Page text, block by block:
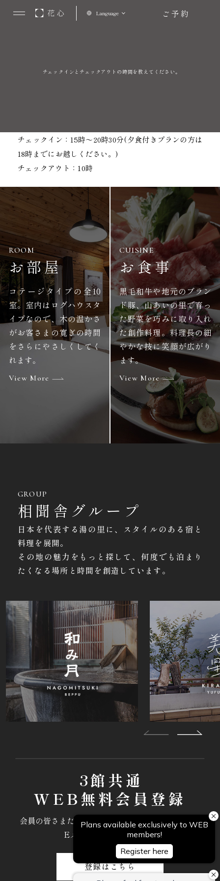
Language ご予約
チェックインとチェックアウトの時間を教えてください。
チェックイン：15時～20時30分(夕食付きプランの方は
18時までにお越しください。)
チェックアウト：10時
ROOM
お部屋
コテージタイプの全10
室。室内はログハウスタ
イプなので、木の温かさ
がお客さまの寛ぎの時間
をさらにやさしくしてく
れます。
View More
CUISINE
お食事
黒毛和牛や地元のブラン
ド豚、山あいの里で育っ
た野菜を巧みに取り入れ
た創作料理。料理長の細
やかな技に笑顔が広がり
ます。
View More
GROUP
相聞舎グループ
日本を代表する湯の里に、スタイルのある宿と
料理を展開。
その地の魅力をもっと探して、何度でも泊まり
たくなる場所と時間を創造しています。
3館共通
WEB無料会員登録
会員の皆さまだけにご優待やプロモーション情報を
Eメールでお届けします。
登録はこちら